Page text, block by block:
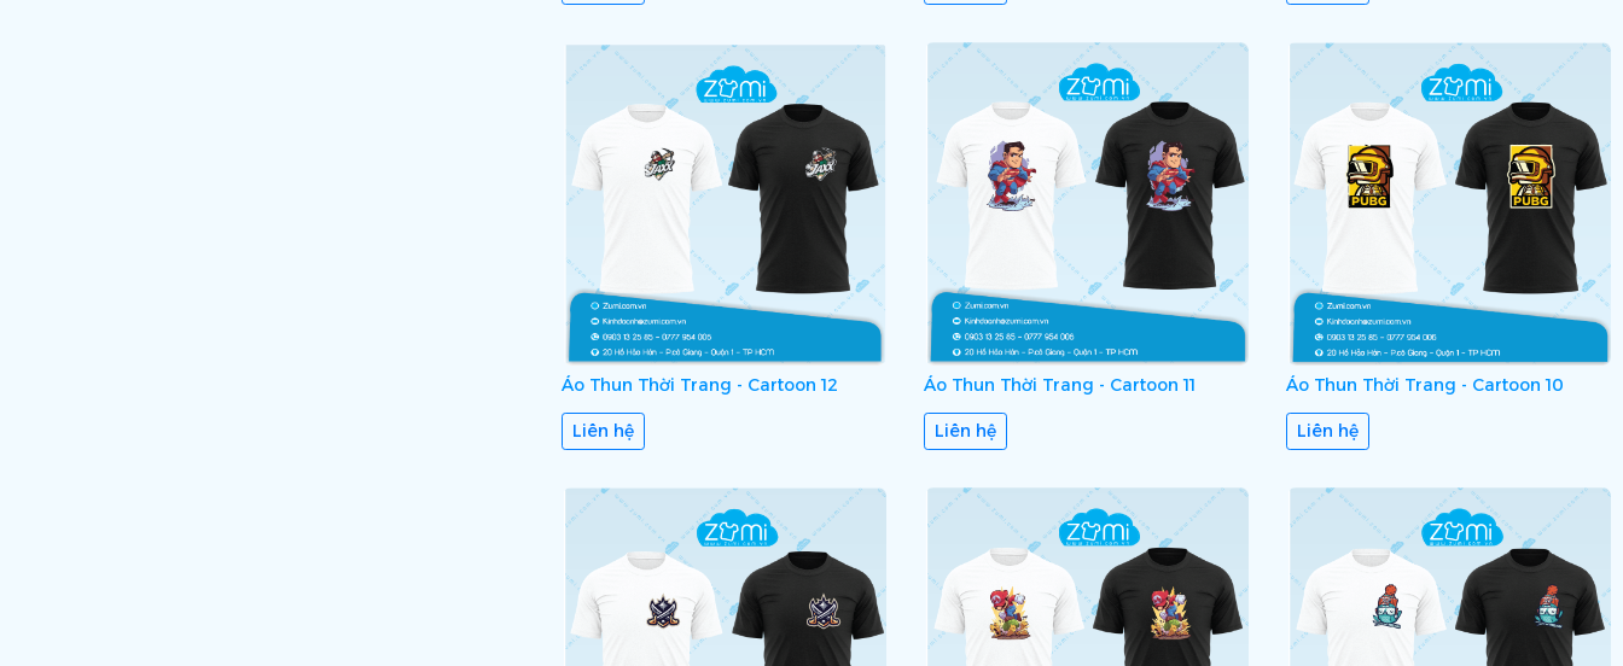
Áo Thun Thời Trang - Cartoon 12
Liên hệ
Áo Thun Thời Trang - Cartoon 11
Liên hệ
Áo Thun Thời Trang - Cartoon 10
Liên hệ